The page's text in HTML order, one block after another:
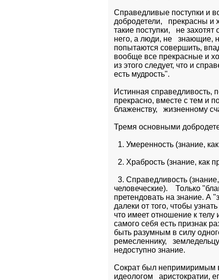
Справедливые поступки и
добродетели,   прекрасны
такие поступки,   не
него, а люди, не   знающие,
попытаются совершить,
вообще все прекрасные и
из этого следует, что и
есть мудрость".
Истинная справедливость,
прекрасно, вместе с тем и
блаженству,   жизненному
Тремя основными
1. Умеренность (знание,
2. Храбрость (знание, как
3. Справедливость
человеческие).    Только
претендовать на знание. А
далеки от того, чтобы
что имеет отношение к телу
самого себя есть признак
быть разумным в силу
ремесленнику,
недоступно знание.
Сократ был непримиримым
идеологом   аристократии,